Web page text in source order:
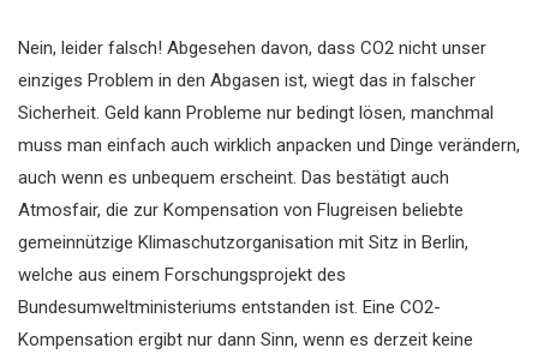
Nein, leider falsch! Abgesehen davon, dass CO2 nicht unser
einziges Problem in den Abgasen ist, wiegt das in falscher
Sicherheit. Geld kann Probleme nur bedingt lösen, manchmal
muss man einfach auch wirklich anpacken und Dinge verändern,
auch wenn es unbequem erscheint. Das bestätigt auch
Atmosfair, die zur Kompensation von Flugreisen beliebte
gemeinnützige Klimaschutzorganisation mit Sitz in Berlin,
welche aus einem Forschungsprojekt des
Bundesumweltministeriums entstanden ist. Eine CO2-
Kompensation ergibt nur dann Sinn, wenn es derzeit keine